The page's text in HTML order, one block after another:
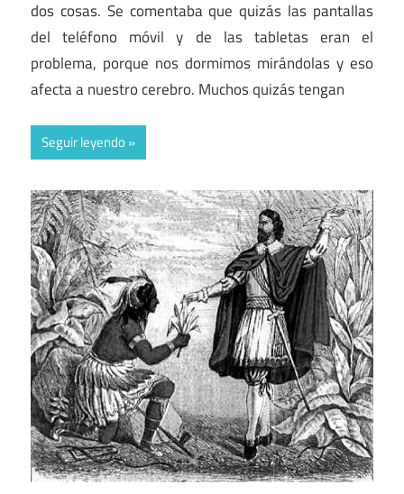
dos cosas. Se comentaba que quizás las pantallas
del teléfono móvil y de las tabletas eran el
problema, porque nos dormimos mirándolas y eso
afecta a nuestro cerebro. Muchos quizás tengan
Seguir leyendo